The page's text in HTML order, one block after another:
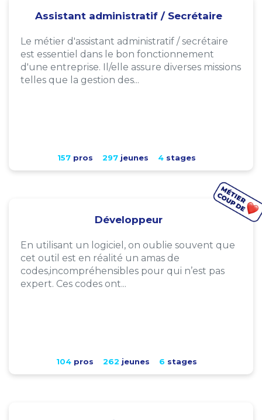
Assistant administratif / Secrétaire
Le métier d'assistant administratif / secrétaire
est essentiel dans le bon fonctionnement
d'une entreprise. Il/elle assure diverses missions
telles que la gestion des...
157pros 297jeunes 4stages
Développeur
En utilisant un logiciel, on oublie souvent que
cet outil est en réalité un amas de
codes,incompréhensibles pour qui n’est pas
expert. Ces codes ont...
104pros 262 jeunes 6 stages